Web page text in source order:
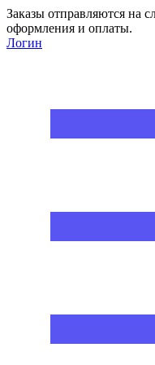
Заказы отправляются на
оформления и оплаты.
Логин